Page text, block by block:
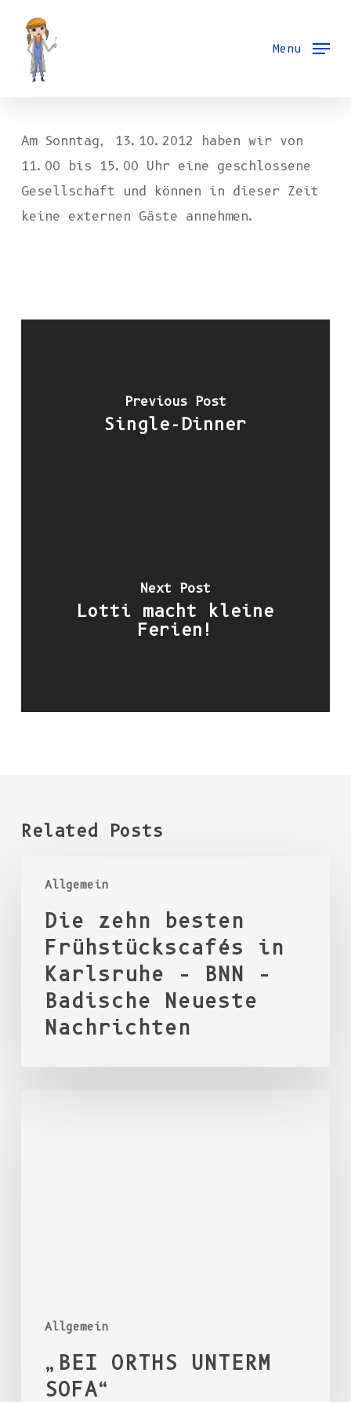
content
Menu
Am Sonntag, 13.10.2012 haben wir von
11.00 bis 15.00 Uhr eine geschlossene
Gesellschaft und können in dieser Zeit
keine externen Gäste annehmen.
Previous Post
Single-Dinner
Next Post
Lotti macht kleine
Ferien!
Related Posts
Allgemein
zehn
besten
Frühstückscafés
Karlsruhe
Die zehn besten
Frühstückscafés in
Karlsruhe – BNN –
Badische Neueste
Nachrichten
Allgemein
„BEI ORTHS UNTERM
SOFA“